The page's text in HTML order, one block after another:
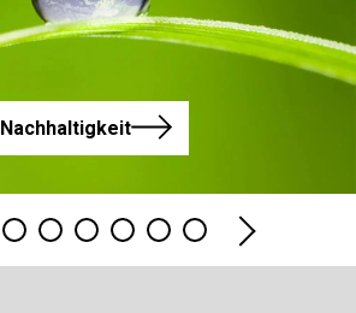
Nachhaltigkeit